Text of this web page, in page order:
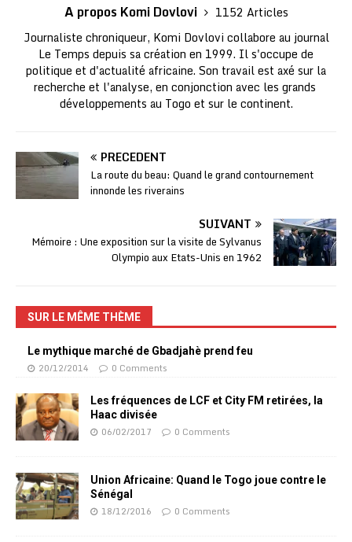
A propos Komi Dovlovi
1152 Articles
Journaliste chroniqueur, Komi Dovlovi collabore au journal
Le Temps depuis sa création en 1999. Il s'occupe de
politique et d'actualité africaine. Son travail est axé sur la
recherche et l'analyse, en conjonction avec les grands
développements au Togo et sur le continent.
PRÉCÉDENT
La route du beau: Quand le grand contournement
innonde les riverains
SUIVANT
Mémoire : Une exposition sur la visite de Sylvanus
Olympio aux Etats-Unis en 1962
SUR LE MÊME THÈME
Le mythique marché de Gbadjahè prend feu
20/12/2014 0 Comments
Les fréquences de LCF et City FM retirées, la
Haac divisée
06/02/2017 0 Comments
Union Africaine: Quand le Togo joue contre le
Sénégal
18/12/2016 0 Comments